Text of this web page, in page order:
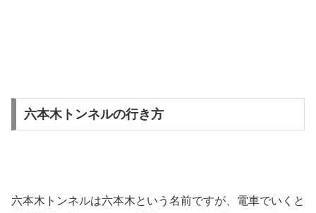
六本木トンネルの行き方
六本木トンネルは六本木という名前ですが、電車でいくと